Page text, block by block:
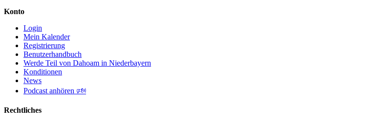
Konto
Login
Mein Kalender
Registrierung
Benutzerhandbuch
Werde Teil von Dahoam in Niederbayern
Konditionen
News
Podcast anhören 🕬
Rechtliches